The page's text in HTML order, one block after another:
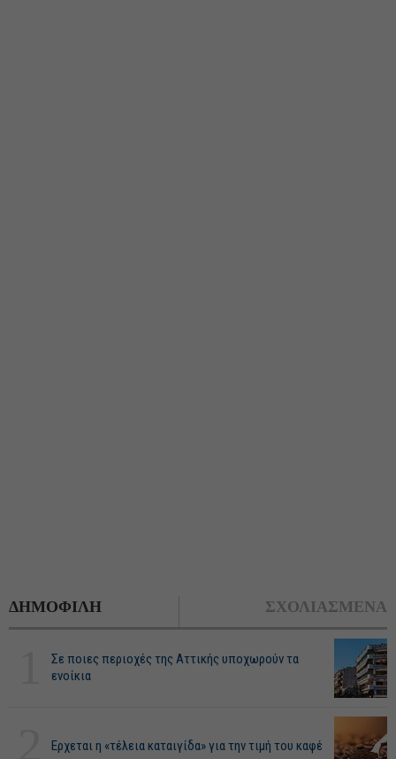
ΔΗΜΟΦΙΛΗ ΣΧΟΛΙΑΣΜΕΝΑ
Σε ποιες περιοχές της Αττικής υποχωρούν τα
ενοίκια
Ερχεται η «τέλεια καταιγίδα» για την τιμή του καφέ